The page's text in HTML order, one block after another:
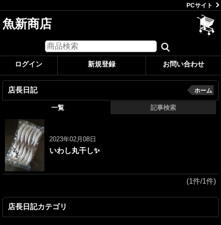
PCサイト
魚新商店
ログイン 新規登録 お問い合わせ
店長日記 ホーム
一覧 記事検索
2023年02月08日
いわし丸干し✨
(1件/1件)
店長日記カテゴリ